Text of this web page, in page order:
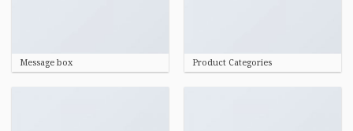
Message box Product Categories